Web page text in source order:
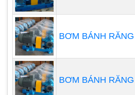
Ngoài các bộ phận chính trên,
BƠM BÁNH
BƠM BÁNH